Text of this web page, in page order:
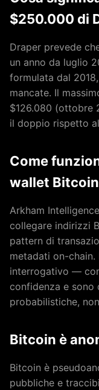
$250.000 di
Draper prevede
un anno da luglio
formulata dal
mancate. Il
$126.080 (ottobre
il doppio rispetto
Come
wallet
Arkham
collegare indirizzi
pattern di
metadati on-
interrogativo —
confidenza e
probabilistiche,
Bitcoin è
Bitcoin è
pubbliche e